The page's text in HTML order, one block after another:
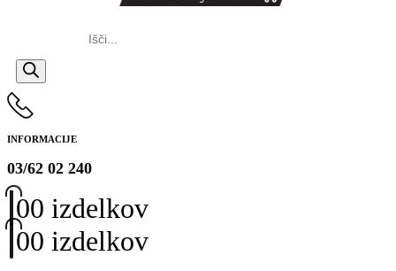
INFORMACIJE
03/62 02 240
00 izdelkov
00 izdelkov